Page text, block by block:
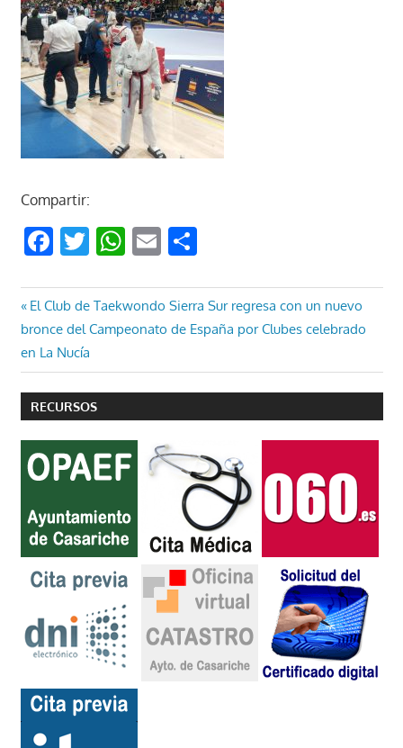
Compartir:
Facebook
Twitter
WhatsApp
EmailCompartir
Navegación
de
entradas
Entrada
anterior:
El Club de Taekwondo Sierra Sur regresa con un nuevo
bronce del Campeonato de España por Clubes celebrado
en La Nucía
RECURSOS